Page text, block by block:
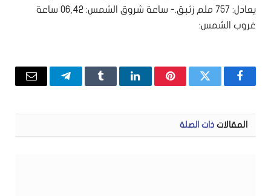
يعادل: 757 ملم زئبق.- ساعة شروق الشمس: 06,42 ساعة
غروب الشمس:
فيسبوكتويتر بينتيريستلينكدإنTumblrتيلقرامالبريد
المقالات ذات الصلة